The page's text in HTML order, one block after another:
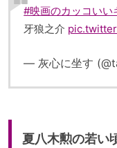
#映画のカッコいい
牙狼之介
— 灰心に坐す
夏八木勲の若い